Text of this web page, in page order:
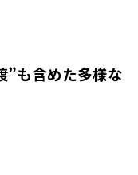
”も含めた多様な